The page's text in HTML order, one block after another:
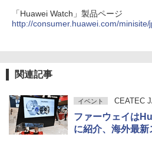
「Huawei Watch」製品ページ
http://consumer.huawei.com/
関連記事
イベント CEATEC
ファーウェイは
に紹介、海外最新